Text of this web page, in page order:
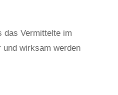
das Vermittelte im
und wirksam werden